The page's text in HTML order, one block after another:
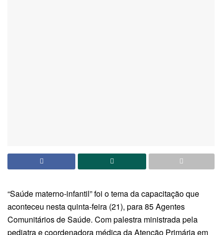
“Saúde materno-infantil” foi o tema da capacitação que
aconteceu nesta quinta-feira (21), para 85 Agentes
Comunitários de Saúde. Com palestra ministrada pela
pediatra e coordenadora médica da Atenção Primária em